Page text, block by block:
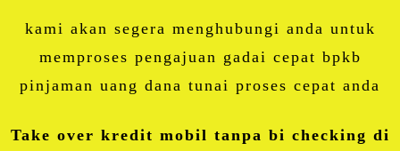
kami akan segera menghubungi anda untuk
memproses pengajuan gadai cepat bpkb
pinjaman uang dana tunai proses cepat anda
Take over kredit mobil tanpa bi checking di